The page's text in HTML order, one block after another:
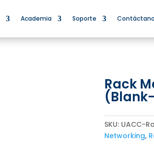
Academia Soporte
Rack
SKU: UACC-
Networking,